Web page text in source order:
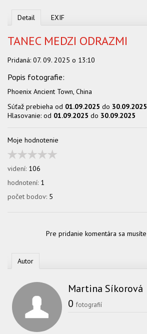
Detail EXIF
TANEC MEDZI ODRAZMI
Pridaná: 07. 09. 2025 o 13:10
Phoenix Ancient Town, China
Súťaž prebieha od 01.09.2025 do 30.09.2025
Hlasovanie: od 01.09.2025 do 30.09.2025
Moje hodnotenie
videní: 106
hodnotení: 1
počet bodov: 5
Pre pridanie komentára sa musíte
Autor
Martina Síkorová
0 fotografií